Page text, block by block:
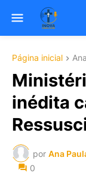
Página inicial
inédita
por Ana
0